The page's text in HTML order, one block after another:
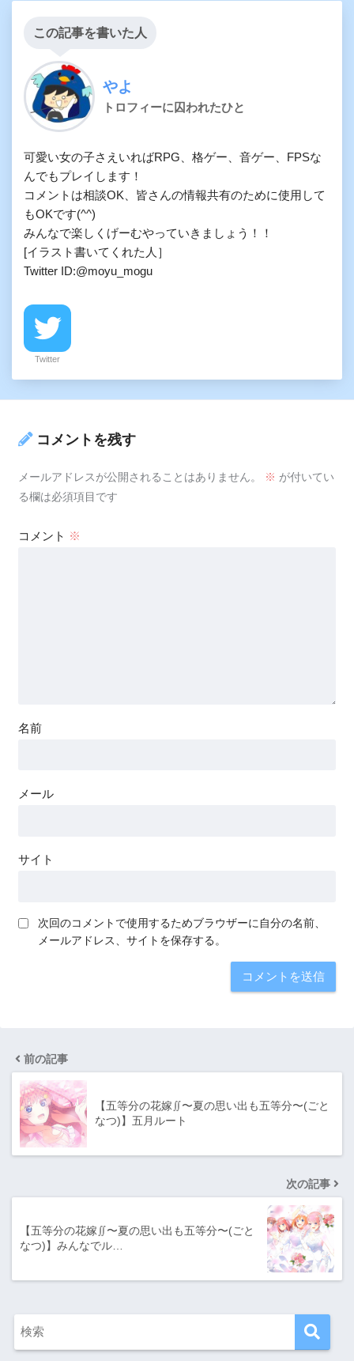
この記事を書いた人
やよ
トロフィーに囚われたひと
可愛い女の子さえいればRPG、格ゲー、音ゲー、FPSな
んでもプレイします！
コメントは相談OK、皆さんの情報共有のために使用して
もOKです(^^)
みんなで楽しくげーむやっていきましょう！！
[イラスト書いてくれた人］
Twitter ID:@moyu_mogu
Twitter
コメントを残す
メールアドレスが公開されることはありません。 ※ が付いてい
る欄は必須項目です
コメント ※
名前
メール
サイト
次回のコメントで使用するためブラウザーに自分の名前、
メールアドレス、サイトを保存する。
前の記事
【五等分の花嫁∬〜夏の思い出も五等分〜(ごと
なつ)】五月ルート
次の記事
【五等分の花嫁∬〜夏の思い出も五等分〜(ごと
なつ)】みんなでル…